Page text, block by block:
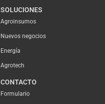
SOLUCIONES
Agroinsumos
Nuevos negocios
Energía
Agrotech
CONTACTO
Formulario